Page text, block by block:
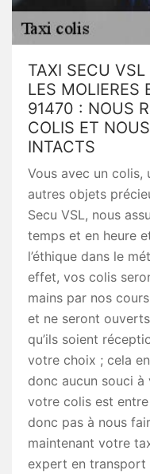
TAXI SECU
LES MOLIERES
91470 : NOUS
COLIS ET
INTACTS
Vous avec un colis,
autres objets
Secu VSL, nous
temps et en heure
l’éthique dans le
effet, vos colis
mains par nos
et ne seront
qu’ils soient
votre choix ; cela
donc aucun souci
votre colis est entre
donc pas à nous
maintenant votre
expert en transport